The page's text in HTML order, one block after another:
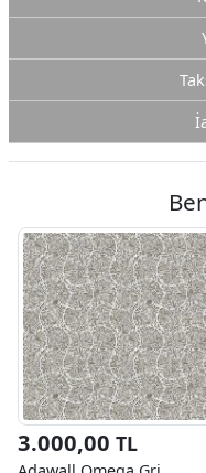
3.000,00 TL